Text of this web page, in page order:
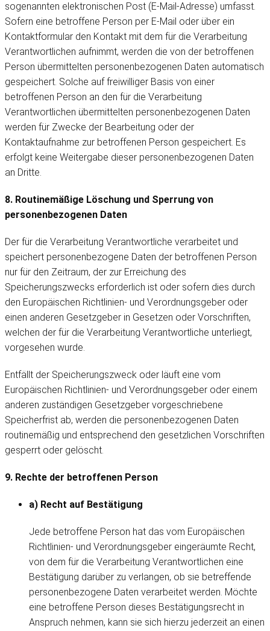
sogenannten elektronischen Post (E-Mail-Adresse) umfasst.
Sofern eine betroffene Person per E-Mail oder über ein
Kontaktformular den Kontakt mit dem für die Verarbeitung
Verantwortlichen aufnimmt, werden die von der betroffenen
Person übermittelten personenbezogenen Daten automatisch
gespeichert. Solche auf freiwilliger Basis von einer
betroffenen Person an den für die Verarbeitung
Verantwortlichen übermittelten personenbezogenen Daten
werden für Zwecke der Bearbeitung oder der
Kontaktaufnahme zur betroffenen Person gespeichert. Es
erfolgt keine Weitergabe dieser personenbezogenen Daten
an Dritte.
8. Routinemäßige Löschung und Sperrung von
personenbezogenen Daten
Der für die Verarbeitung Verantwortliche verarbeitet und
speichert personenbezogene Daten der betroffenen Person
nur für den Zeitraum, der zur Erreichung des
Speicherungszwecks erforderlich ist oder sofern dies durch
den Europäischen Richtlinien- und Verordnungsgeber oder
einen anderen Gesetzgeber in Gesetzen oder Vorschriften,
welchen der für die Verarbeitung Verantwortliche unterliegt,
vorgesehen wurde.
Entfällt der Speicherungszweck oder läuft eine vom
Europäischen Richtlinien- und Verordnungsgeber oder einem
anderen zuständigen Gesetzgeber vorgeschriebene
Speicherfrist ab, werden die personenbezogenen Daten
routinemäßig und entsprechend den gesetzlichen Vorschriften
gesperrt oder gelöscht.
9. Rechte der betroffenen Person
a) Recht auf Bestätigung
Jede betroffene Person hat das vom Europäischen
Richtlinien- und Verordnungsgeber eingeräumte Recht,
von dem für die Verarbeitung Verantwortlichen eine
Bestätigung darüber zu verlangen, ob sie betreffende
personenbezogene Daten verarbeitet werden. Möchte
eine betroffene Person dieses Bestätigungsrecht in
Anspruch nehmen, kann sie sich hierzu jederzeit an einen